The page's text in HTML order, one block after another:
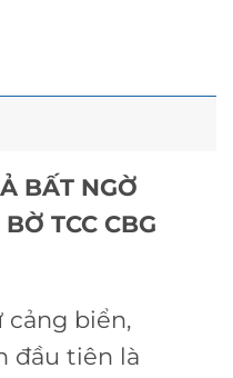
BẤT NGỜ
TCC CBG
cảng biển,
đầu tiên là